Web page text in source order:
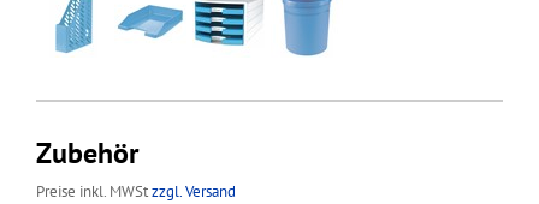
Zubehör
Preise inkl. MWStzzgl. Versand